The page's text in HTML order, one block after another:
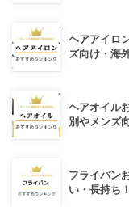
ヘアアイロ
ズ向け・海
ヘアオイル
別やメンズ
フライパン
い・長持ち